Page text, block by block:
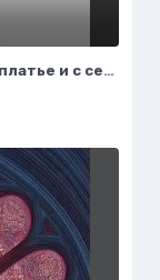
Загадочная воительница в пурпурном платье и с серповидным клинком. Нейронная сеть Flux 1